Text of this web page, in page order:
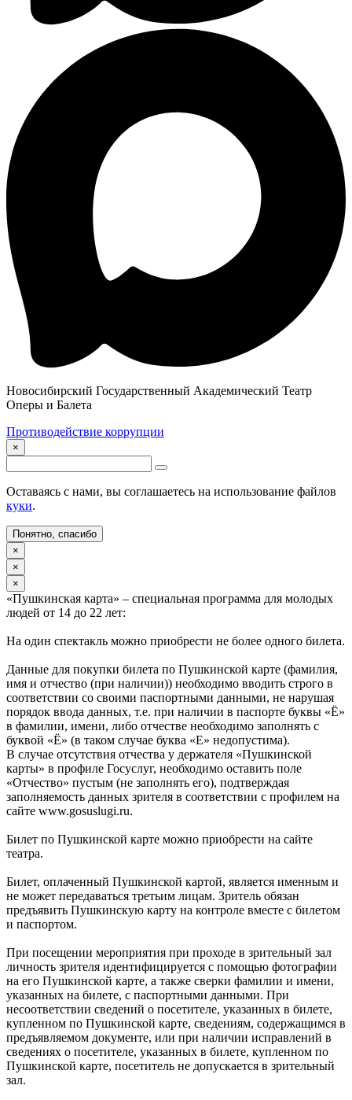
Новосибирский Государственный Академический Театр
Оперы и Балета
Противодействие коррупции
×
Оставаясь с нами, вы соглашаетесь на использование файлов
куки.
Понятно, спасибо
×
×
×
«Пушкинская карта» – специальная программа для молодых
людей от 14 до 22 лет:
На один спектакль можно приобрести не более одного билета.
Данные для покупки билета по Пушкинской карте (фамилия,
имя и отчество (при наличии)) необходимо вводить строго в
соответствии со своими паспортными данными, не нарушая
порядок ввода данных, т.е. при наличии в паспорте буквы «Ё»
в фамилии, имени, либо отчестве необходимо заполнять с
буквой «Ё» (в таком случае буква «Е» недопустима).
В случае отсутствия отчества у держателя «Пушкинской
карты» в профиле Госуслуг, необходимо оставить поле
«Отчество» пустым (не заполнять его), подтверждая
заполняемость данных зрителя в соответствии с профилем на
сайте www.gosuslugi.ru.
Билет по Пушкинской карте можно приобрести на сайте
театра.
Билет, оплаченный Пушкинской картой, является именным и
не может передаваться третьим лицам. Зритель обязан
предъявить Пушкинскую карту на контроле вместе с билетом
и паспортом.
При посещении мероприятия при проходе в зрительный зал
личность зрителя идентифицируется с помощью фотографии
на его Пушкинской карте, а также сверки фамилии и имени,
указанных на билете, с паспортными данными. При
несоответствии сведений о посетителе, указанных в билете,
купленном по Пушкинской карте, сведениям, содержащимся в
предъявляемом документе, или при наличии исправлений в
сведениях о посетителе, указанных в билете, купленном по
Пушкинской карте, посетитель не допускается в зрительный
зал.